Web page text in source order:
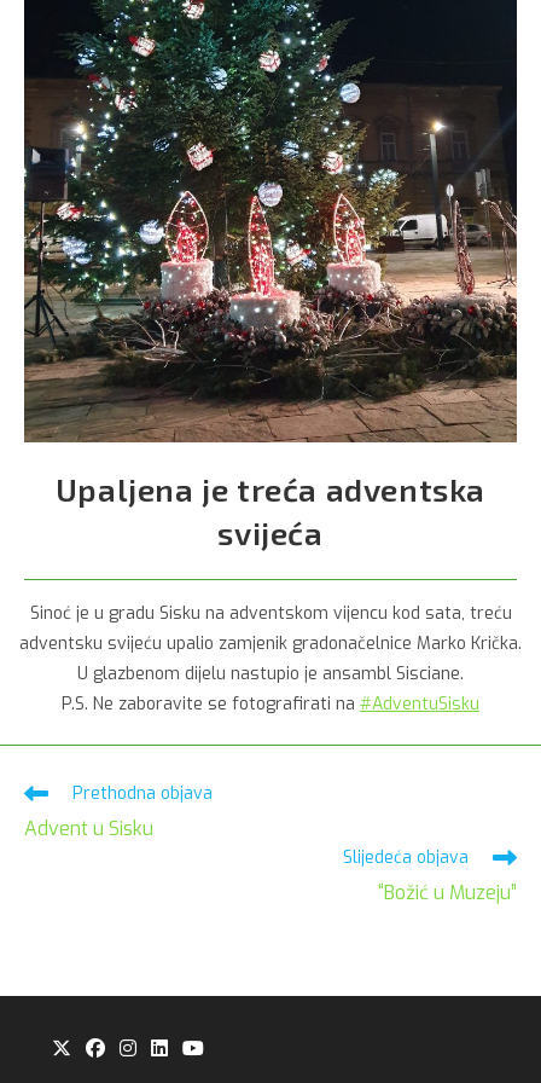
Upaljena je treća adventska
svijeća
Sinoć je u gradu Sisku na adventskom vijencu kod sata, treću
adventsku svijeću upalio zamjenik gradonačelnice Marko Krička.
U glazbenom dijelu nastupio je ansambl Sisciane.
P.S. Ne zaboravite se fotografirati na #AdventuSisku
Pročitaj
više
članaka
Prethodna objava
Advent u Sisku
Slijedeća objava
“Božić u Muzeju”